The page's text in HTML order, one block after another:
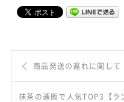
商品発送の遅れに関して
抹茶の通販で人気TOP3【ラ